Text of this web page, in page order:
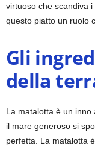
virtuoso che scandiva
questo piatto un ruolo
Gli
della
La matalotta è un inno
il mare generoso si
perfetta. La matalotta